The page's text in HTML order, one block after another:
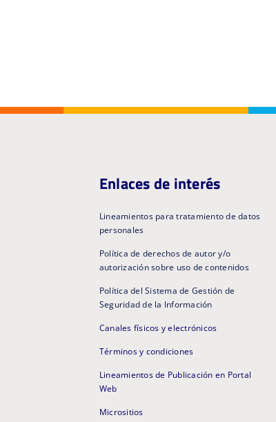
Enlaces de interés
Lineamientos para tratamiento de datos
personales
Política de derechos de autor y/o
autorización sobre uso de contenidos
Política del Sistema de Gestión de
Seguridad de la Información
Canales físicos y electrónicos
Términos y condiciones
Lineamientos de Publicación en Portal
Web
Micrositios